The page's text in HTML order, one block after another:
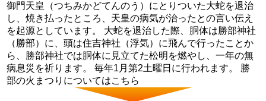
御門天皇（つちみかどてんのう）にとりついた大蛇を退治
し、焼き払ったところ、天皇の病気が治ったとの言い伝え
を起源としています。 大蛇を退治した際、胴体は勝部神社
（勝部）に、頭は住吉神社（浮気）に飛んで行ったことか
ら、勝部神社では胴体に見立てた松明を燃やし、一年の無
病息災を祈ります。 毎年1月第2土曜日に行われます。 勝
部の火まつりについてはこちら